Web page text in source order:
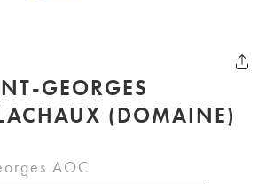
GEORGES
(DOMAINE)
AOC